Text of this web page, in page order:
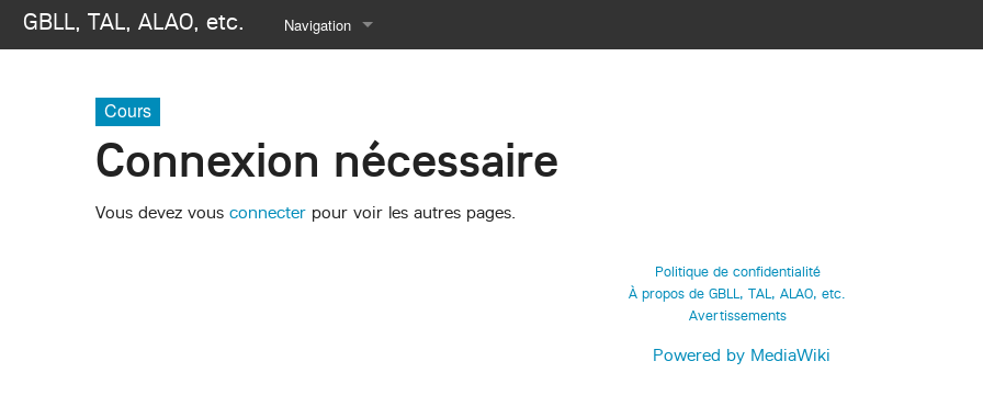
GBLL, TAL, ALAO, etc. Navigation
Cours
Connexion nécessaire
Vous devez vous connecter pour voir les autres pages.
Politique de confidentialité
À propos de GBLL, TAL, ALAO, etc.
Avertissements
Powered by MediaWiki